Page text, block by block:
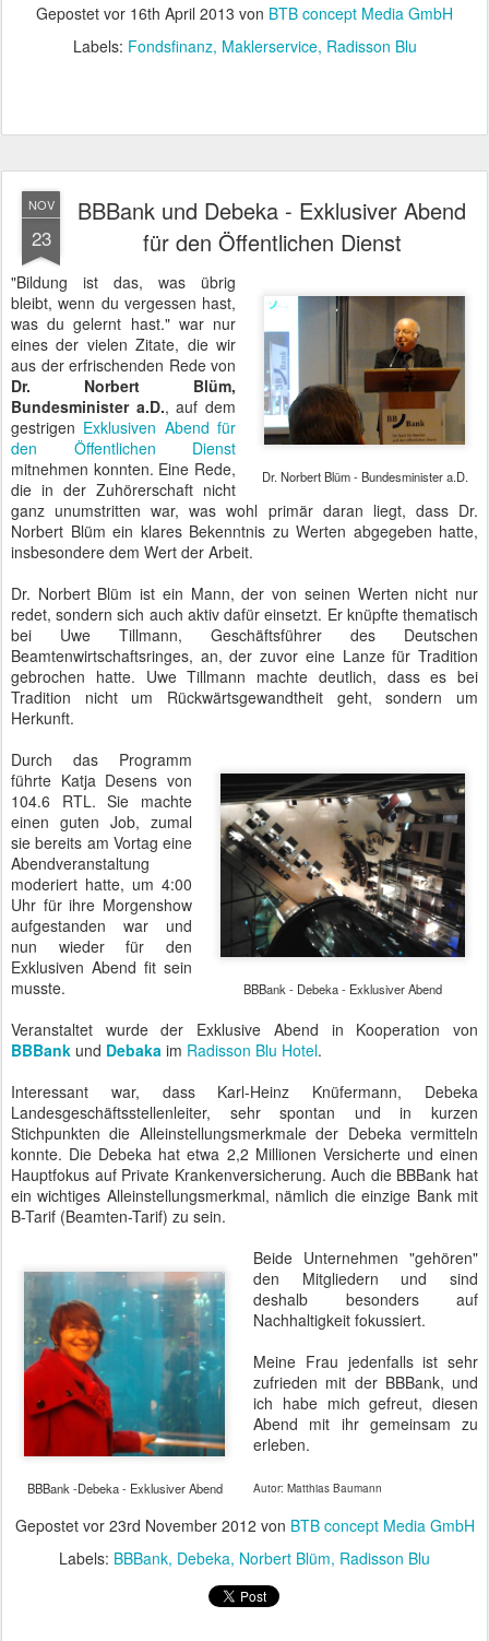
Gepostet vor 16th April 2013 von BTB concept Media GmbH
Labels: Fondsfinanz Maklerservice Radisson Blu
NOV
23
BBBank und Debeka - Exklusiver Abend
für den Öffentlichen Dienst
Dr. Norbert Blüm - Bundesminister a.D.
"Bildung ist das, was übrig
bleibt, wenn du vergessen hast,
was du gelernt hast." war nur
eines der vielen Zitate, die wir
aus der erfrischenden Rede von
Dr. Norbert Blüm,
Bundesminister a.D., auf dem
gestrigen Exklusiven Abend für
den Öffentlichen Dienst
mitnehmen konnten. Eine Rede,
die in der Zuhörerschaft nicht
ganz unumstritten war, was wohl primär daran liegt, dass Dr.
Norbert Blüm ein klares Bekenntnis zu Werten abgegeben hatte,
insbesondere dem Wert der Arbeit.
Dr. Norbert Blüm ist ein Mann, der von seinen Werten nicht nur
redet, sondern sich auch aktiv dafür einsetzt. Er knüpfte thematisch
bei Uwe Tillmann, Geschäftsführer des Deutschen
Beamtenwirtschaftsringes, an, der zuvor eine Lanze für Tradition
gebrochen hatte. Uwe Tillmann machte deutlich, dass es bei
Tradition nicht um Rückwärtsgewandtheit geht, sondern um
Herkunft.
BBBank - Debeka - Exklusiver Abend
Durch das Programm
führte Katja Desens von
104.6 RTL. Sie machte
einen guten Job, zumal
sie bereits am Vortag eine
Abendveranstaltung
moderiert hatte, um 4:00
Uhr für ihre Morgenshow
aufgestanden war und
nun wieder für den
Exklusiven Abend fit sein
musste.
Veranstaltet wurde der Exklusive Abend in Kooperation von
BBBank und Debaka im Radisson Blu Hotel.
Interessant war, dass Karl-Heinz Knüfermann, Debeka
Landesgeschäftsstellenleiter, sehr spontan und in kurzen
Stichpunkten die Alleinstellungsmerkmale der Debeka vermitteln
konnte. Die Debeka hat etwa 2,2 Millionen Versicherte und einen
Hauptfokus auf Private Krankenversicherung. Auch die BBBank hat
ein wichtiges Alleinstellungsmerkmal, nämlich die einzige Bank mit
B-Tarif (Beamten-Tarif) zu sein.
BBBank -Debeka - Exklusiver Abend
Beide Unternehmen "gehören"
den Mitgliedern und sind
deshalb besonders auf
Nachhaltigkeit fokussiert.
Meine Frau jedenfalls ist sehr
zufrieden mit der BBBank, und
ich habe mich gefreut, diesen
Abend mit ihr gemeinsam zu
erleben.
Autor: Matthias Baumann
Gepostet vor 23rd November 2012 von BTB concept Media GmbH
Labels: BBBank Debeka Norbert Blüm Radisson Blu